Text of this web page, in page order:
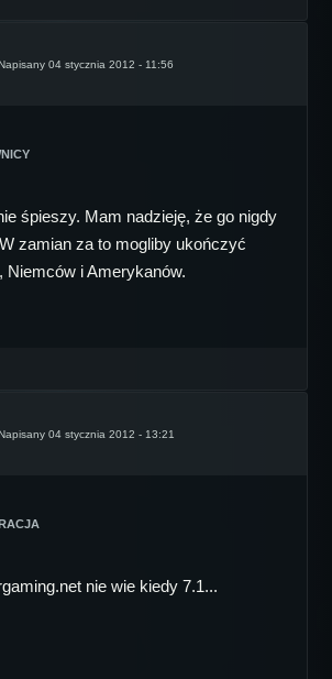
04 stycznia 2012 - 11:56
śpieszy. Mam nadzieję, że go nigdy
zamian za to mogliby ukończyć
Niemców i Amerykanów.
04 stycznia 2012 - 13:21
nie wie kiedy 7.1...